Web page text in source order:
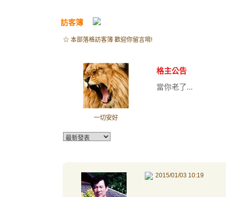
訪客簿
☆ 本部落格訪客簿 歡迎你留言唷!
一切安好
格主公告
當你老了...
2015/01/03 10:19